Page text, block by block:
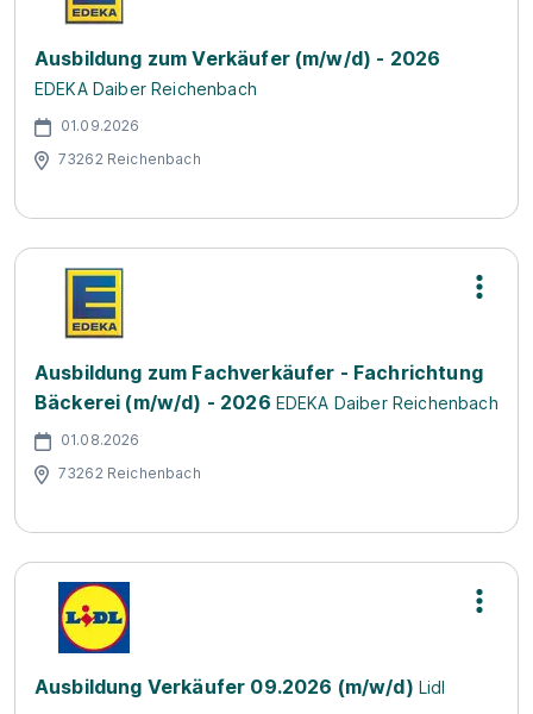
Ausbildung zum Verkäufer (m/w/d) - 2026
EDEKA Daiber Reichenbach
01.09.2026
73262 Reichenbach
Ausbildung zum Fachverkäufer - Fachrichtung
Bäckerei (m/w/d) - 2026 EDEKA Daiber Reichenbach
01.08.2026
73262 Reichenbach
Ausbildung Verkäufer 09.2026 (m/w/d) Lidl